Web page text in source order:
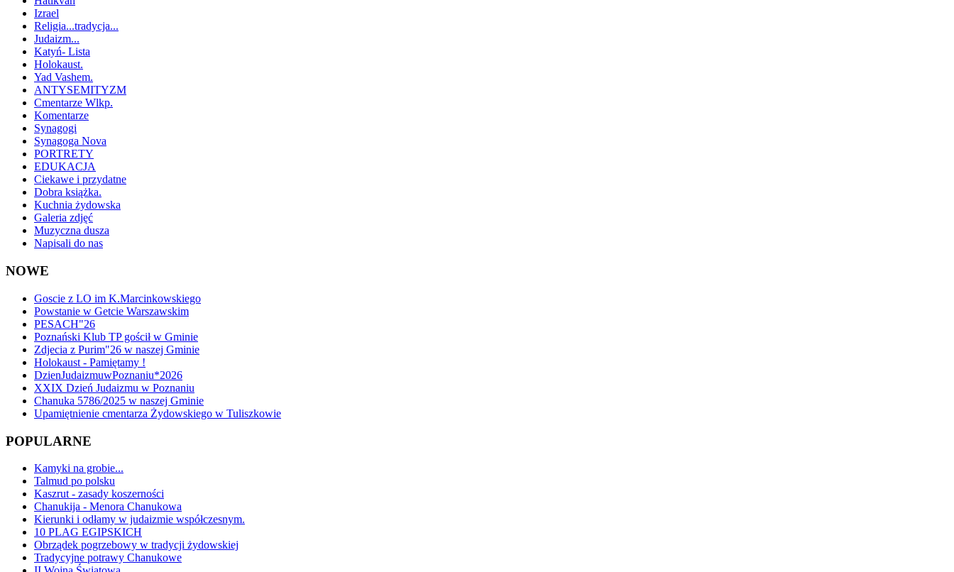
Izrael
Religia...tradycja...
Judaizm...
Katyń- Lista
Holokaust.
Yad Vashem.
ANTYSEMITYZM
Cmentarze Wlkp.
Komentarze
Synagogi
Synagoga Nova
PORTRETY
EDUKACJA
Ciekawe i przydatne
Dobra książka.
Kuchnia żydowska
Galeria zdjęć
Muzyczna dusza
Napisali do nas
NOWE
Goscie z LO im K.Marcinkowskiego
Powstanie w Getcie Warszawskim
PESACH"26
Poznański Klub TP gościł w Gminie
Zdjecia z Purim"26 w naszej Gminie
Holokaust - Pamiętamy !
DzienJudaizmuwPoznaniu*2026
XXIX Dzień Judaizmu w Poznaniu
Chanuka 5786/2025 w naszej Gminie
Upamiętnienie cmentarza Żydowskiego w Tuliszkowie
POPULARNE
Kamyki na grobie...
Talmud po polsku
Kaszrut - zasady koszerności
Chanukija - Menora Chanukowa
Kierunki i odłamy w judaizmie współczesnym.
10 PLAG EGIPSKICH
Obrządek pogrzebowy w tradycji żydowskiej
Tradycyjne potrawy Chanukowe